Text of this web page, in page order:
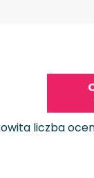
liczba